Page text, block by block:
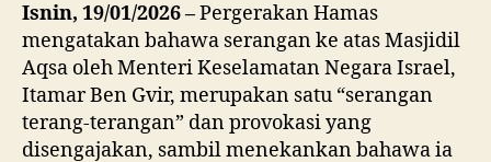
Isnin, 19/01/2026 –Pergerakan Hamas
mengatakan bahawa serangan ke atas Masjidil
Aqsa oleh Menteri Keselamatan Negara Israel,
Itamar Ben Gvir, merupakan satu “serangan
terang-terangan” dan provokasi yang
disengajakan, sambil menekankan bahawa ia